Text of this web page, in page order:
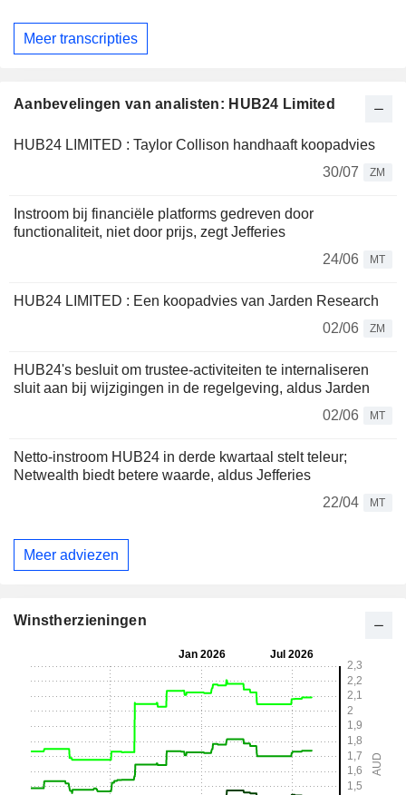
Meer transcripties
Aanbevelingen van analisten: HUB24 Limited
HUB24 LIMITED : Taylor Collison handhaaft koopadvies
30/07
ZM
Instroom bij financiële platforms gedreven door
functionaliteit, niet door prijs, zegt Jefferies
24/06
MT
HUB24 LIMITED : Een koopadvies van Jarden Research
02/06
ZM
HUB24's besluit om trustee-activiteiten te internaliseren
sluit aan bij wijzigingen in de regelgeving, aldus Jarden
02/06
MT
Netto-instroom HUB24 in derde kwartaal stelt teleur;
Netwealth biedt betere waarde, aldus Jefferies
22/04
MT
Meer adviezen
Winstherzieningen